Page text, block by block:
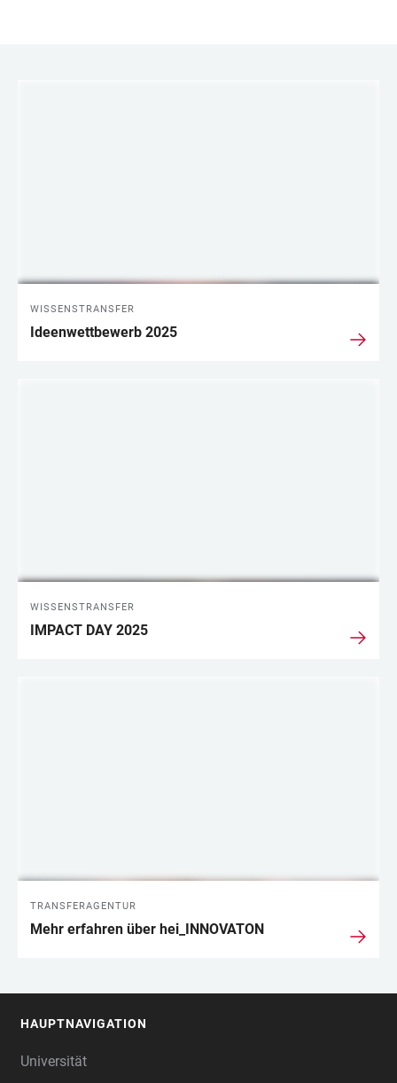
WISSENSTRANSFER
Ideenwettbewerb 2025
WISSENSTRANSFER
IMPACT DAY 2025
TRANSFERAGENTUR
Mehr erfahren über hei_INNOVATON
HAUPTNAVIGATION
Universität